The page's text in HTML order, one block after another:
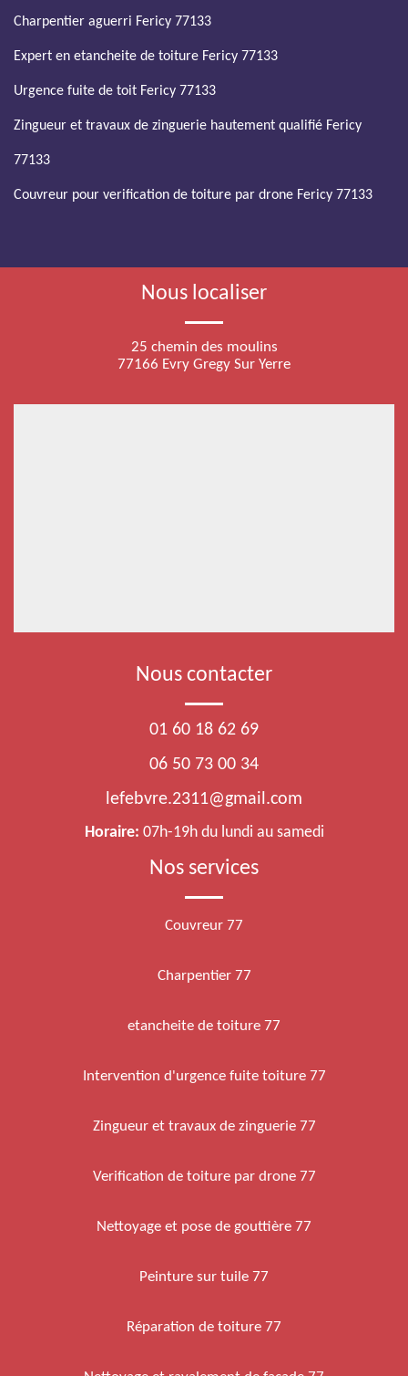
Charpentier aguerri Fericy 77133
Expert en etancheite de toiture Fericy 77133
Urgence fuite de toit Fericy 77133
Zingueur et travaux de zinguerie hautement qualifié Fericy
77133
Couvreur pour verification de toiture par drone Fericy 77133
Nous localiser
25 chemin des moulins
77166 Evry Gregy Sur Yerre
Nous contacter
01 60 18 62 69
06 50 73 00 34
lefebvre.2311@gmail.com
Horaire: 07h-19h du lundi au samedi
Nos services
Couvreur 77
Charpentier 77
etancheite de toiture 77
Intervention d'urgence fuite toiture 77
Zingueur et travaux de zinguerie 77
Verification de toiture par drone 77
Nettoyage et pose de gouttière 77
Peinture sur tuile 77
Réparation de toiture 77